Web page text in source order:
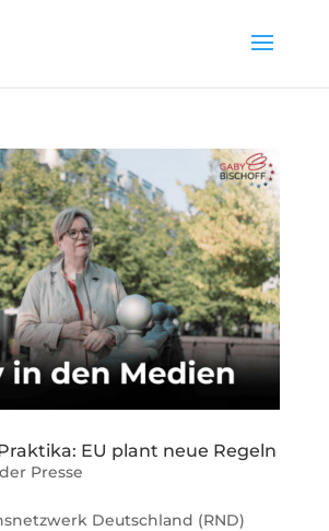
EU plant neue Regeln
Presse
Deutschland (RND)